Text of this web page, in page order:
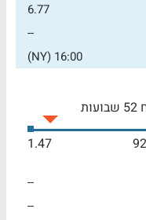
6.77
--
16:00 (NY)
1.47
--
--